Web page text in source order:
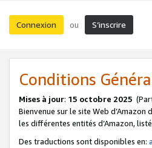
Connexion ou S’inscrire
Conditions
Mises à jour: 15 octobre 2025
Bienvenue sur le site Web d’Amazon
les différentes entités d’Amazon,
Des traductions sont disponibles en: